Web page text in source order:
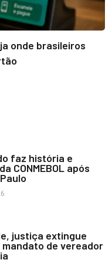
onde brasileiros
faz história e
CONMEBOL após
justiça extingue
de vereador